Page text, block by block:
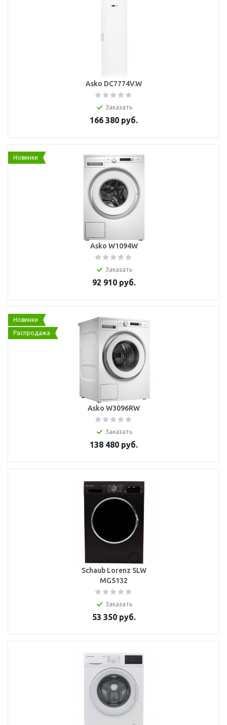
Asko DC7774V.W
Заказать
166 380 руб.
Новинки
Asko W1094W
Заказать
92 910руб.
Новинки
Распродажа
Asko W3096RW
Заказать
138 480 руб.
Schaub Lorenz SLW
MG5132
Заказать
53 350руб.